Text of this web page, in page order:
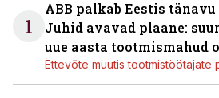
1
ABB palkab Eestis
Juhid avavad plaane:
uue aasta tootmismahud
Ettevõte muutis tootmistöötajate